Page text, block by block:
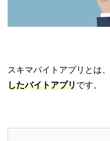
スキマバイトアプリとは、
したバイトアプリです。